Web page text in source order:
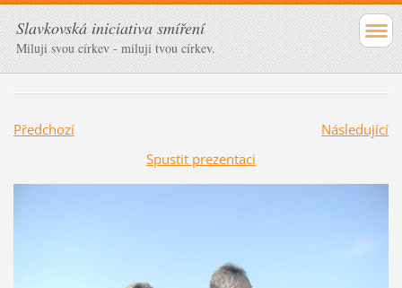
Slavkovská iniciativa smíření
Miluji svou církev - miluji tvou církev.
Předchozí
Následující
Spustit prezentaci